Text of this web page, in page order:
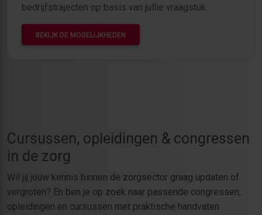
bedrijfstrajecten op basis van jullie vraagstuk.
BEKIJK DE MOGELIJKHEDEN
Cursussen, opleidingen & congressen
in de zorg
Wil jij jouw kennis binnen de zorgsector graag updaten of
vergroten? En ben je op zoek naar passende congressen,
opleidingen en cursussen met praktische handvaten